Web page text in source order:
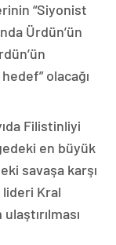
“Siyonist
Ürdün’ün
olacağı
Filistinliyi
en büyük
savaşa karşı
Kral